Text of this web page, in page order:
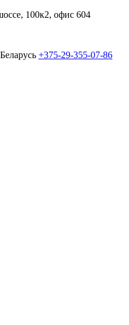
100к2, офис 604
+375-29-355-07-86